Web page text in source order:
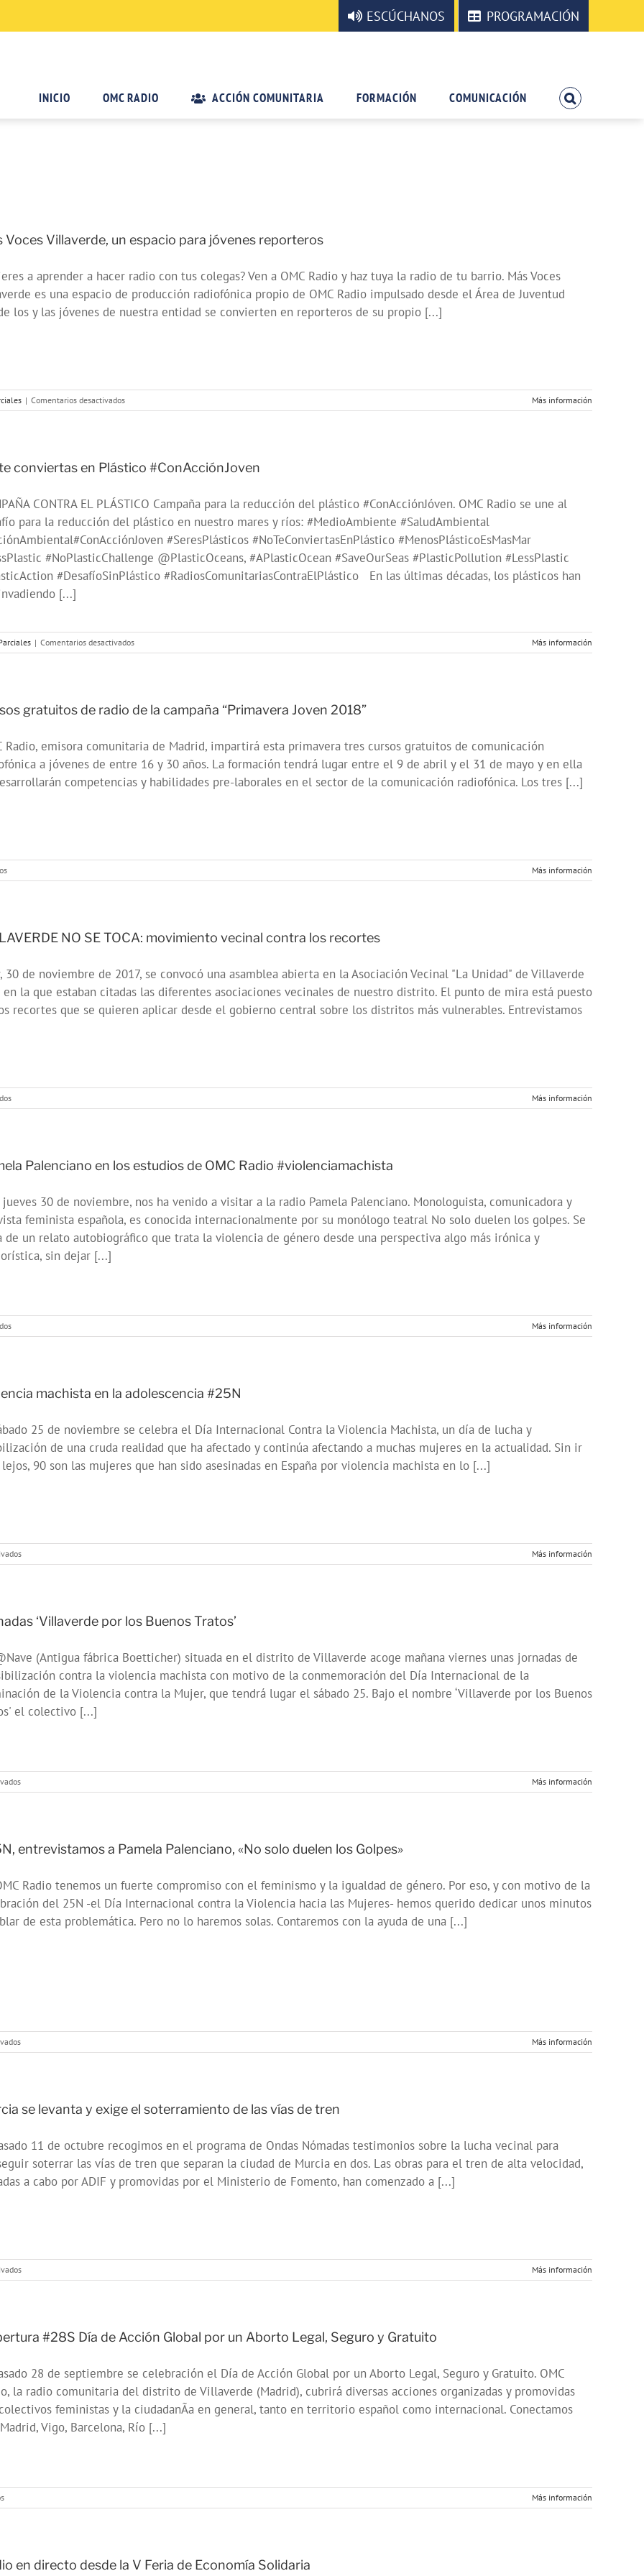
ESCÚCHANOS PROGRAMACIÓN
INICIO OMC RADIO ACCIÓN COMUNITARIA FORMACIÓN COMUNICACIÓN
Voces Villaverde, un espacio para jóvenes reporteros
a aprender a hacer radio con tus colegas? Ven a OMC Radio y haz tuya la radio de tu barrio. Más Voces
es una espacio de producción radiofónica propio de OMC Radio impulsado desde el Área de Juventud
los y las jóvenes de nuestra entidad se convierten en reporteros de su propio [...]
| Comentarios desactivadosen
Más
espacio
reporteros
Más información
conviertas en Plástico #ConAcciónJoven
CONTRA EL PLÁSTICO Campaña para la reducción del plástico #ConAcciónJóven. OMC Radio se une al
para la reducción del plástico en nuestro mares y ríos: #MedioAmbiente #SaludAmbiental
#SeresPlásticos #NoTeConviertasEnPlástico #MenosPlásticoEsMasMar
#NoPlasticChallenge @PlasticOceans, #APlasticOcean #SaveOurSeas #PlasticPollution #LessPlastic
#DesafíoSinPlástico #RadiosComunitariasContraElPlástico En las últimas décadas, los plásticos han
[...]
| Comentarios desactivadosen
No
Plástico
#ConAcciónJoven
Más información
gratuitos de radio de la campaña “Primavera Joven 2018”
Radio, emisora comunitaria de Madrid, impartirá esta primavera tres cursos gratuitos de comunicación
a jóvenes de entre 16 y 30 años. La formación tendrá lugar entre el 9 de abril y el 31 de mayo y en ella
competencias y habilidades pre-laborales en el sector de la comunicación radiofónica. Los tres [...]
en
Cursos
de
“Primavera
Joven
2018”
Más información
NO SE TOCA: movimiento vecinal contra los recortes
30 de noviembre de 2017, se convocó una asamblea abierta en la Asociación Vecinal "La Unidad" de Villaverde
en la que estaban citadas las diferentes asociaciones vecinales de nuestro distrito. El punto de mira está puesto
recortes que se quieren aplicar desde el gobierno central sobre los distritos más vulnerables. Entrevistamos
en
VILLAVERDE
movimiento
los
recortes
Más información
Palenciano en los estudios de OMC Radio #violenciamachista
jueves 30 de noviembre, nos ha venido a visitar a la radio Pamela Palenciano. Monologuista, comunicadora y
feminista española, es conocida internacionalmente por su monólogo teatral No solo duelen los golpes. Se
de un relato autobiográfico que trata la violencia de género desde una perspectiva algo más irónica y
sin dejar [...]
en
Pamela
estudios
Radio
#violenciamachista
Más información
machista en la adolescencia #25N
25 de noviembre se celebra el Día Internacional Contra la Violencia Machista, un día de lucha y
de una cruda realidad que ha afectado y continúa afectando a muchas mujeres en la actualidad. Sin ir
lejos, 90 son las mujeres que han sido asesinadas en España por violencia machista en lo [...]
en
Violencia
adolescencia
Más información
‘Villaverde por los Buenos Tratos’
(Antigua fábrica Boetticher) situada en el distrito de Villaverde acoge mañana viernes unas jornadas de
contra la violencia machista con motivo de la conmemoración del Día Internacional de la
de la Violencia contra la Mujer, que tendrá lugar el sábado 25. Bajo el nombre ‘Villaverde por los Buenos
el colectivo [...]
en
Jornadas
Buenos
Más información
entrevistamos a Pamela Palenciano, «No solo duelen los Golpes»
Radio tenemos un fuerte compromiso con el feminismo y la igualdad de género. Por eso, y con motivo de la
del 25N -el Día Internacional contra la Violencia hacia las Mujeres- hemos querido dedicar unos minutos
de esta problemática. Pero no lo haremos solas. Contaremos con la ayuda de una [...]
en
#25N,
Palenciano,
duelen
los
Golpes»
Más información
se levanta y exige el soterramiento de las vías de tren
11 de octubre recogimos en el programa de Ondas Nómadas testimonios sobre la lucha vecinal para
soterrar las vías de tren que separan la ciudad de Murcia en dos. Las obras para el tren de alta velocidad,
a cabo por ADIF y promovidas por el Ministerio de Fomento, han comenzado a [...]
en
Murcia
exige
de
vías
de
tren
Más información
#28S Dí­a de Acción Global por un Aborto Legal, Seguro y Gratuito
28 de septiembre se celebración el Dí­a de Acción Global por un Aborto Legal, Seguro y Gratuito. OMC
la radio comunitaria del distrito de Villaverde (Madrid), cubrirá diversas acciones organizadas y promovidas
feministas y la ciudadanÃ­a en general, tanto en territorio español como internacional. Conectamos
Vigo, Barcelona, Rí­o [...]
en
Cobertura
de
Más información
en directo desde la V Feria de Economía Solidaria